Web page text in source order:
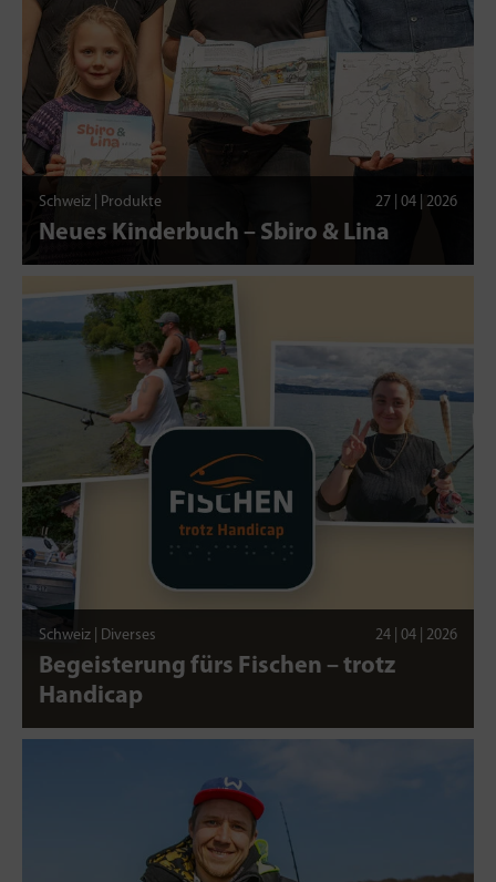
Schweiz | Produkte 27 | 04 | 2026
Neues Kinderbuch – Sbiro & Lina
Schweiz | Diverses 24 | 04 | 2026
Begeisterung fürs Fischen – trotz
Handicap